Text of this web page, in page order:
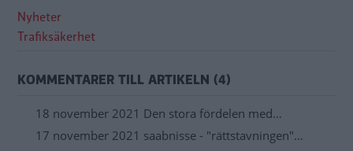
Nyheter
Trafiksäkerhet
KOMMENTARER TILL ARTIKELN (4)
18 november 2021 Den stora fördelen med…
17 november 2021 saabnisse - "rättstavningen"…